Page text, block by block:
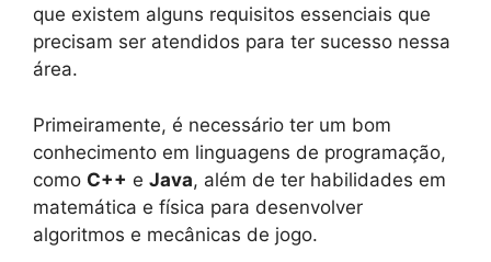
que existem alguns requisitos essenciais que
precisam ser atendidos para ter sucesso nessa
área.
Primeiramente, é necessário ter um bom
conhecimento em linguagens de programação,
como C++ e Java, além de ter habilidades em
matemática e física para desenvolver
algoritmos e mecânicas de jogo.